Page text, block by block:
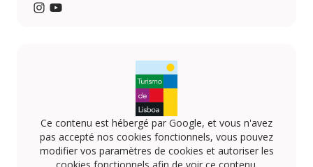
Ce contenu est hébergé par Google, et vous n'avez
pas accepté nos cookies fonctionnels, vous pouvez
modifier vos paramètres de cookies et autoriser les